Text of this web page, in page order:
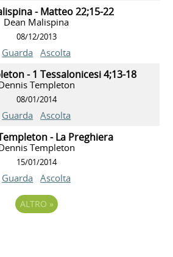
- Matteo 22;15-22
Dean Malispina
08/12/2013
Guarda Ascolta
- 1 Tessalonicesi 4;13-18
Templeton
08/01/2014
Guarda Ascolta
- La Preghiera
Templeton
15/01/2014
Guarda Ascolta
ALTRO »